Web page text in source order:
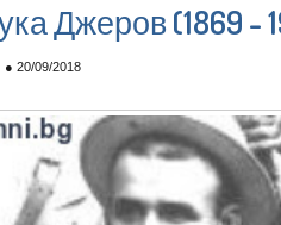
Джеров (1869 -
● 20/09/2018